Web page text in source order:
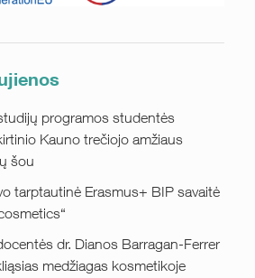
programos studentės
Kauno trečiojo amžiaus
šou
tarptautinė Erasmus+ BIP savaitė
dr. Dianos Barragan-Ferrer
medžiagas kosmetikoje